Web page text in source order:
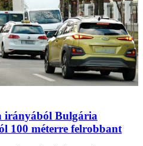
irányából Bulgária
100 méterre felrobbant